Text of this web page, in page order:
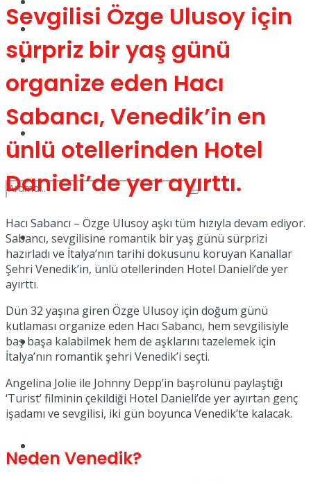
Kadınca
Türkiye
Müzik
Podcast
No Result
View All Result
Sevgilisi Özge Ulusoy için
sürpriz bir yaş günü
organize eden Hacı
Sabancı, Venedik’in en
ünlü otellerinden Hotel
Danieli’de yer ayırttı.
Hacı Sabancı – Özge Ulusoy aşkı tüm hızıyla devam ediyor.
Sabancı, sevgilisine romantik bir yaş günü sürprizi
hazırladı ve İtalya’nın tarihi dokusunu koruyan Kanallar
Şehri Venedik’in, ünlü otellerinden Hotel Danieli’de yer
ayırttı.
Dün 32 yaşına giren Özge Ulusoy için doğum günü
kutlaması organize eden Hacı Sabancı, hem sevgilisiyle
baş başa kalabilmek hem de aşklarını tazelemek için
İtalya’nın romantik şehri Venedik’i seçti.
Angelina Jolie ile Johnny Depp’in başrolünü paylaştığı
‘Turist’ filminin çekildiği Hotel Danieli’de yer ayırtan genç
işadamı ve sevgilisi, iki gün boyunca Venedik’te kalacak.
Neden Venedik?